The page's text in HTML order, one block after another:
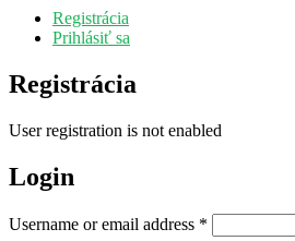
Registrácia
Prihlásiť sa
Registrácia
User registration is not enabled
Login
Username or email address *